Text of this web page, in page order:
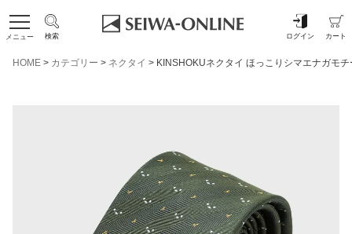
メニュー 検索 ログイン カート
HOME カテゴリー ネクタイ KINSHOKUネクタイ ほっこりシマエナガモ